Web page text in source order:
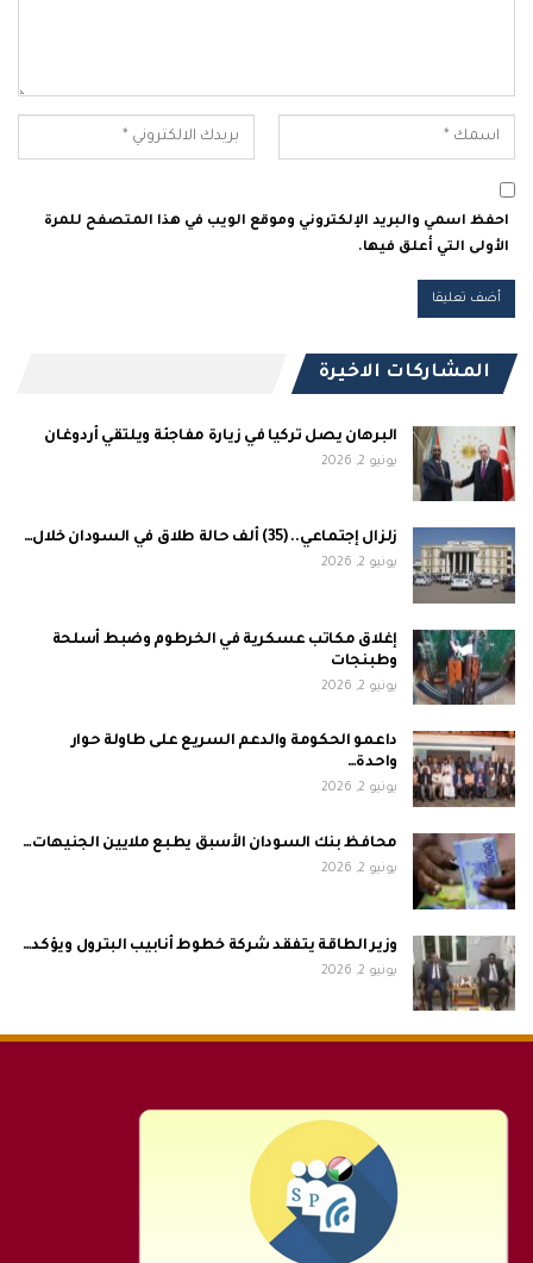
احفظ اسمي والبريد الإلكتروني وموقع الويب في هذا المتصفح للمرة
الأولى التي أعلق فيها.
المشاركات الاخيرة
البرهان يصل تركيا في زيارة مفاجئة ويلتقي أردوغان
يونيو 2, 2026
زلزال إجتماعي.. (35) ألف حالة طلاق في السودان خلال…
يونيو 2, 2026
إغلاق مكاتب عسكرية في الخرطوم وضبط أسلحة
وطبنجات
يونيو 2, 2026
داعمو الحكومة والدعم السريع على طاولة حوار
واحدة…
يونيو 2, 2026
محافظ بنك السودان الأسبق يطبع ملايين الجنيهات…
يونيو 2, 2026
وزير الطاقة يتفقد شركة خطوط أنابيب البترول ويؤكد…
يونيو 2, 2026